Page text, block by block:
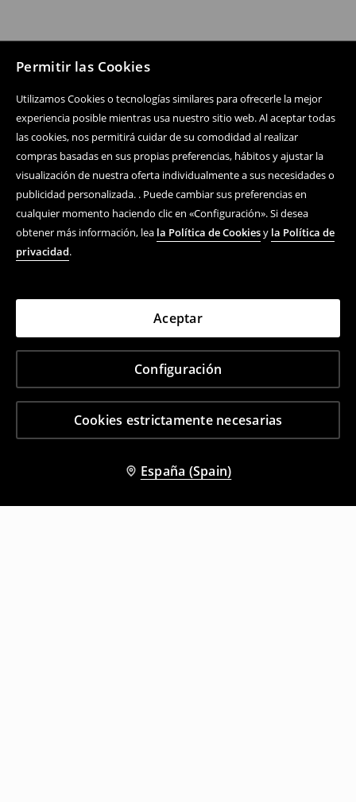
Permitir las Cookies
Utilizamos Cookies o tecnologías similares para ofrecerle la mejor
experiencia posible mientras usa nuestro sitio web. Al aceptar todas
las cookies, nos permitirá cuidar de su comodidad al realizar
compras basadas en sus propias preferencias, hábitos y ajustar la
visualización de nuestra oferta individualmente a sus necesidades o
publicidad personalizada. . Puede cambiar sus preferencias en
cualquier momento haciendo clic en «Configuración». Si desea
obtener más información, lea la Política de Cookiesy la Política de
privacidad.
Cookies estrictamente necesarias
Configuración
Aceptar
España (Spain)